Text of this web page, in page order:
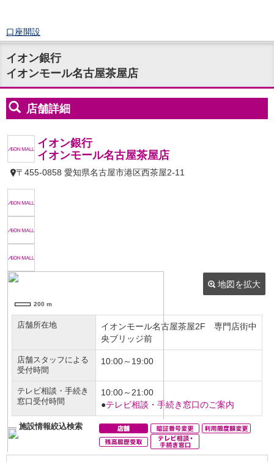
口座開設
ログイン
チャット
メニュー
商品・サービス
預金
円預金TOP
定期預金
積立式定期預金
外貨預金 TOP
NISA
金銭信託のしくみ
取扱商品一覧
iDeCo・国民年金基金
iDeCo（個人型確定拠出年金）
国民年金基金
ロボアドバイザークラウドファンディング
WealthNavi for イオン銀行（ロボアドバイザー）
funds
ローン
住宅ローン
新規お借入れの方
イオン銀行
イオンモール名古屋茶屋店